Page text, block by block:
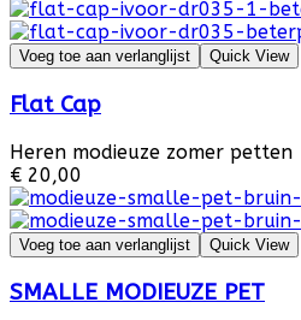
Voeg toe aan verlanglijst Quick View
Flat Cap
Heren modieuze zomer petten
€ 20,00
Voeg toe aan verlanglijst Quick View
SMALLE MODIEUZE PET